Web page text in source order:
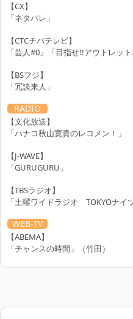
【CX】
「ネタパレ」
【CTCチバテレビ】
「芸人#0」「目指せ!!アウトレット
【BSフジ】
「冗談来人」
RADIO
【文化放送】
「ハナコ秋山寛貴のレコメン！」
【J-WAVE】
「GURUGURU」
【TBSラジオ】
「土曜ワイドラジオ TOKYOナイ
WEB-TV
【ABEMA】
「チャンスの時間」（竹田）